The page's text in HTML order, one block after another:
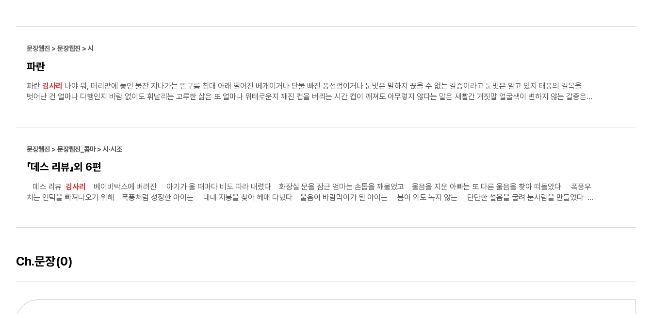
문장웹진 > 문장웹진 > 시
파란
파란 김사리
벗어난 건 얼마나 다행인지 바람 없이도 휘날리는 고루한 삶은 또 얼마나 위태로운지 깨진 컵을 버리는 시간 컵이 깨져도 아무렇지 않다는 말은 새빨간 거짓말 얼굴색이 변하지 않는 갈증은
손에 낡은 구두를 벗어들고,
문장웹진 > 문장웹진_콤마 > 시·시조
「데스 리뷰」외 6편
데스 리뷰 김사리
치는 언덕을 빠져나오기 위해 폭풍처럼 성장한 아이는 내내 지붕을 찾아 헤매 다녔다 울음이 바람막이가 된 아이는 봄이 와도 녹지 않는 단단한 설움을 굴려 눈사람을 만들었다
그치지 않았다 아프리카의 휴일 오아시스를
Ch.문장(0)